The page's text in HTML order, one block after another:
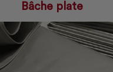
Bâche plate